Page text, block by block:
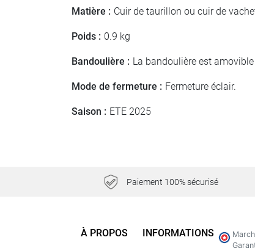
Matière : Cuir de taurillon ou cuir de
Poids : 0.9 kg
Bandoulière : La bandoulière est
Mode de fermeture : Fermeture éclair.
Saison : ETE 2025
Paiement 100% sécurisé
À PROPOS INFORMATIONS